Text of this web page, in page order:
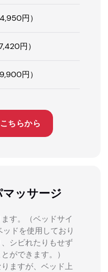
円）
円）
円）
ちらから
ッサージ
す。（ベッドサイ
ドを使用しており
シビれたりもせず
ができます。）
ますが、ベッド上